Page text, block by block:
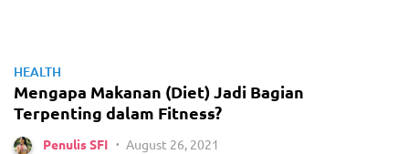
HEALTH
Mengapa Makanan (Diet) Jadi Bagian
Terpenting dalam Fitness?
Penulis SFI • August 26, 2021